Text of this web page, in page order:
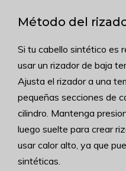
Método del
Si tu cabello sintético es
usar un rizador de baja
Ajusta el rizador a una
pequeñas secciones de
cilindro. Mantenga
luego suelte para crear
usar calor alto, ya que
sintéticas.